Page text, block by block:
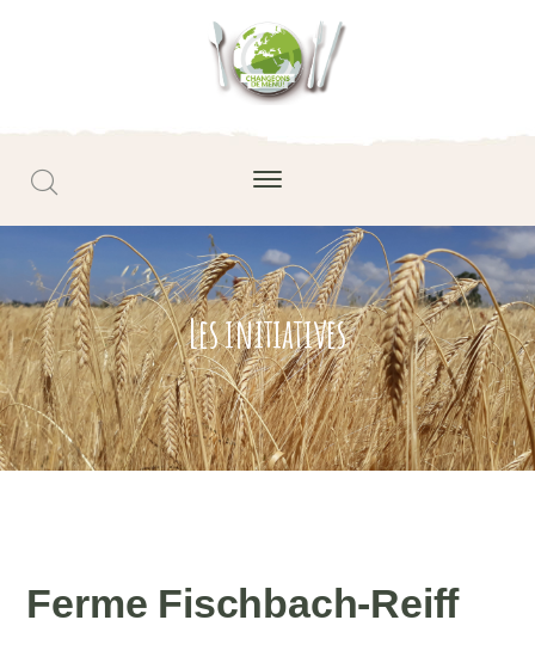
Les initiatives
Ferme Fischbach-Reiff